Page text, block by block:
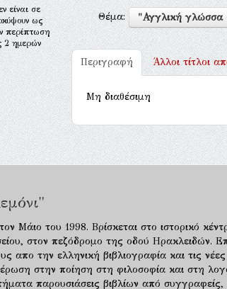
είναι σε
ως
περίπτωση
2 ημερών
Θέμα: "Αγγλική γλώσσα
Περιγραφή Άλλοι τίτλοι
Μη διαθέσιμη
Μάιο του 1998. Βρίσκεται στο ιστορικό
στον πεζόδρομο της οδού Ηρακλειδών.
απο την ελληνική βιβλιογραφία και τις νέες
στην ποίηση στη φιλοσοφία και στη
παρουσιάσεις βιβλίων από